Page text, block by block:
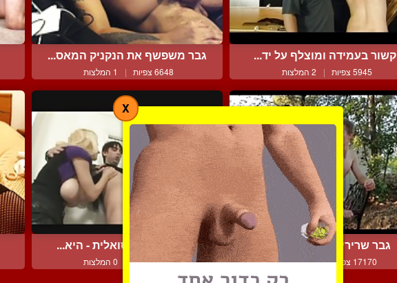
קשור בעמידה ומוצלף על יד...
5945 צפיות | 2 המלצות
גבר משפשף את הנקניק המאס...
6648 צפיות | 1 המלצות
גבר שרירי ונפוח טוחן צעי...
17170 צפיות | 15 המלצות
שלישייה ביסקסואלית - היא...
5154 צפיות | 0 המלצות
X